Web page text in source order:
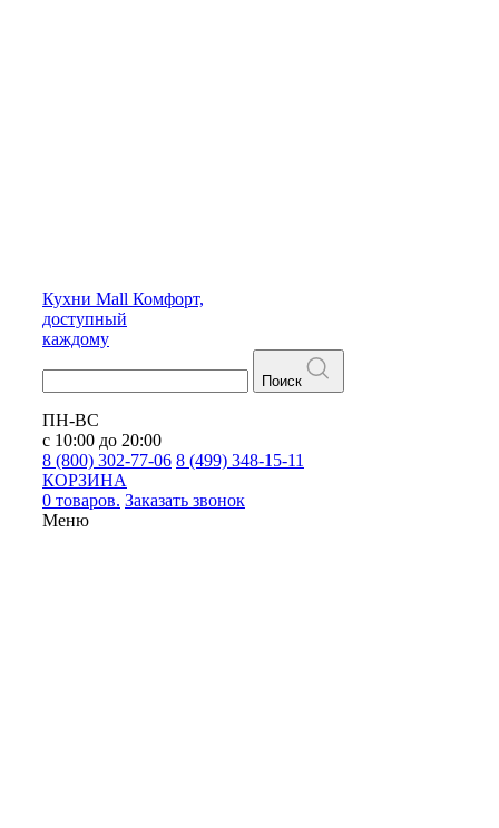
Кухни Mall Комфорт,
доступный
каждому
Поиск
ПН-ВС
с 10:00 до 20:00
8 (800) 302-77-06 8 (499) 348-15-11
КОРЗИНА
0 товаров. Заказать звонок
Меню